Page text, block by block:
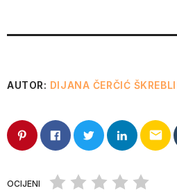
AUTOR: DIJANA ČERČIĆ
email
OCIJENI